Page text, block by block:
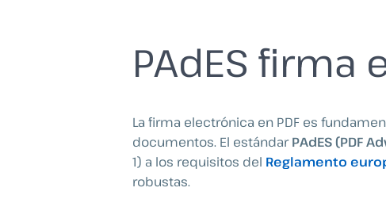
PAdES firma
La firma electrónica en PDF es
documentos. El estándarPAdES (PDF
1) a los requisitos del Reglamento
robustas.